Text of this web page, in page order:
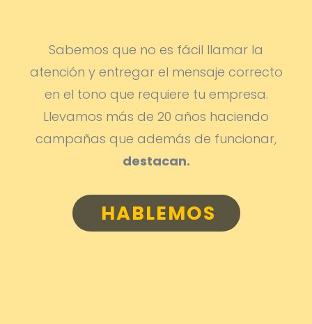
Sabemos que no es fácil llamar la
atención y entregar el mensaje correcto
en el tono que requiere tu empresa.
Llevamos más de 20 años haciendo
campañas que además de funcionar,
destacan.
HABLEMOS